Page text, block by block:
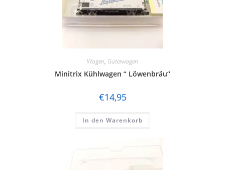
Wagen, Güterwagen
Minitrix Kühlwagen “ Löwenbräu“
€14,95
In den Warenkorb